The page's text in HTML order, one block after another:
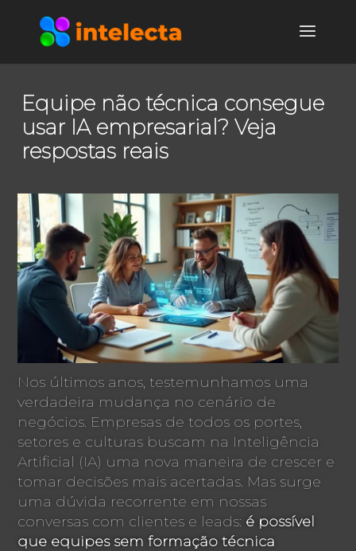
Equipe não técnica consegue
usar IA empresarial? Veja
respostas reais
Nos últimos anos, testemunhamos uma
verdadeira mudança no cenário de
negócios. Empresas de todos os portes,
setores e culturas buscam na Inteligência
Artificial (IA) uma nova maneira de crescer e
tomar decisões mais acertadas. Mas surge
uma dúvida recorrente em nossas
conversas com clientes e leads: é possível
que equipes sem formação técnica